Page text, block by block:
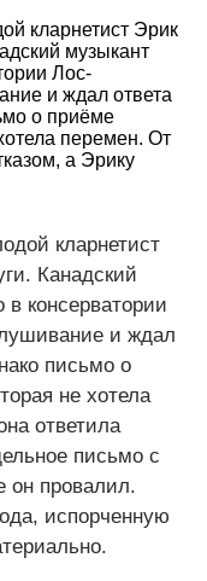
кларнетист Эрик
музыкант
Лос-
и ждал ответа
о приёме
перемен. От
а Эрику
кларнетист
Канадский
консерватории
и ждал
письмо о
не хотела
ответила
письмо с
он провалил.
испорченную